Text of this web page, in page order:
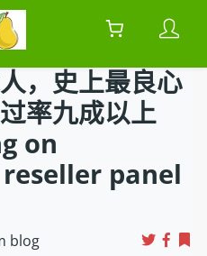
，史上最良心
率九成以上
on
panel
blog